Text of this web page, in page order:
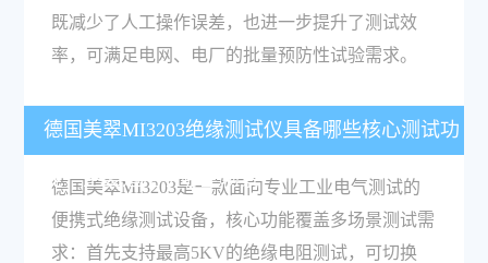
既减少了人工操作误差，也进一步提升了测试效
率，可满足电网、电厂的批量预防性试验需求。
德国美翠MI3203绝缘测试仪具备哪些核心测试功
能，主要适用于哪些场景？
德国美翠MI3203是一款面向专业工业电气测试的
便携式绝缘测试设备，核心功能覆盖多场景测试需
求：首先支持最高5KV的绝缘电阻测试，可切换